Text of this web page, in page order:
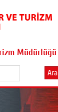
Müdürlüğü
Ara